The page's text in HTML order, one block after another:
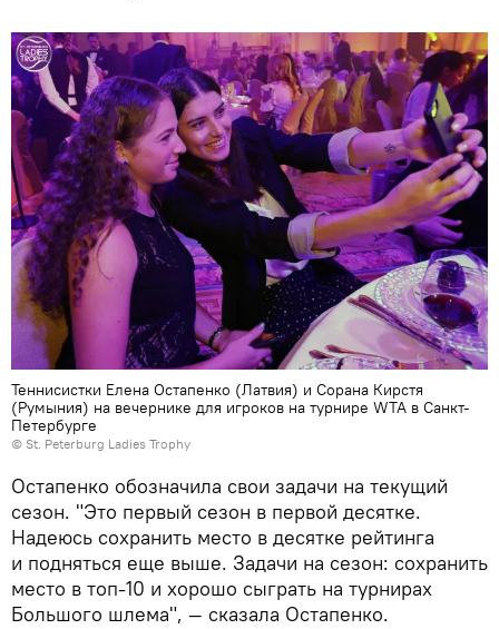
Теннисистки Елена Остапенко (Латвия) и Сорана Кирстя
(Румыния) на вечернике для игроков на турнире WTA в Санкт-
Петербурге
© St. Peterburg Ladies Trophy
Остапенко обозначила свои задачи на текущий
сезон. "Это первый сезон в первой десятке.
Надеюсь сохранить место в десятке рейтинга
и подняться еще выше. Задачи на сезон: сохранить
место в топ-10 и хорошо сыграть на турнирах
Большого шлема", — сказала Остапенко.